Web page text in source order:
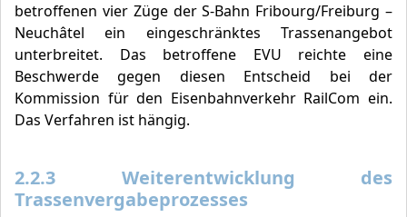
betroffenen vier Züge der S-Bahn Fribourg/Freiburg –
Neuchâtel ein eingeschränktes Trassenangebot
unterbreitet. Das betroffene EVU reichte eine
Beschwerde gegen diesen Entscheid bei der
Kommission für den Eisenbahnverkehr RailCom ein.
Das Verfahren ist hängig.
2.2.3 Weiterentwicklung des
Trassenvergabeprozesses